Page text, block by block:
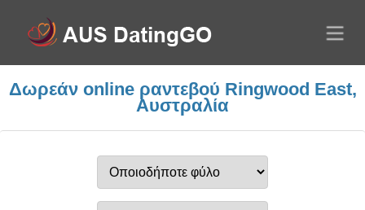
Δωρεάν online ραντεβού Ringwood East,
Αυστραλία